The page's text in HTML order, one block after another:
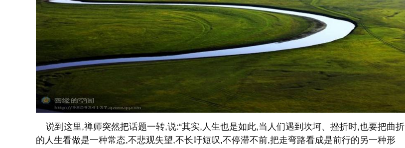
说到这里,禅师突然把话题一转,说:“其实,人生也是如此,当人们遇到坎坷、挫折时,也要把曲折
的人生看做是一种常态,不悲观失望,不长吁短叹,不停滞不前,把走弯路看成是前行的另一种形